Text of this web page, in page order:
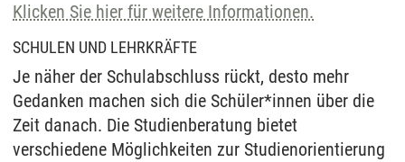
Klicken Sie hier für weitere Informationen.
SCHULEN UND LEHRKRÄFTE
Je näher der Schulabschluss rückt, desto mehr
Gedanken machen sich die Schüler*innen über die
Zeit danach. Die Studienberatung bietet
verschiedene Möglichkeiten zur Studienorientierung